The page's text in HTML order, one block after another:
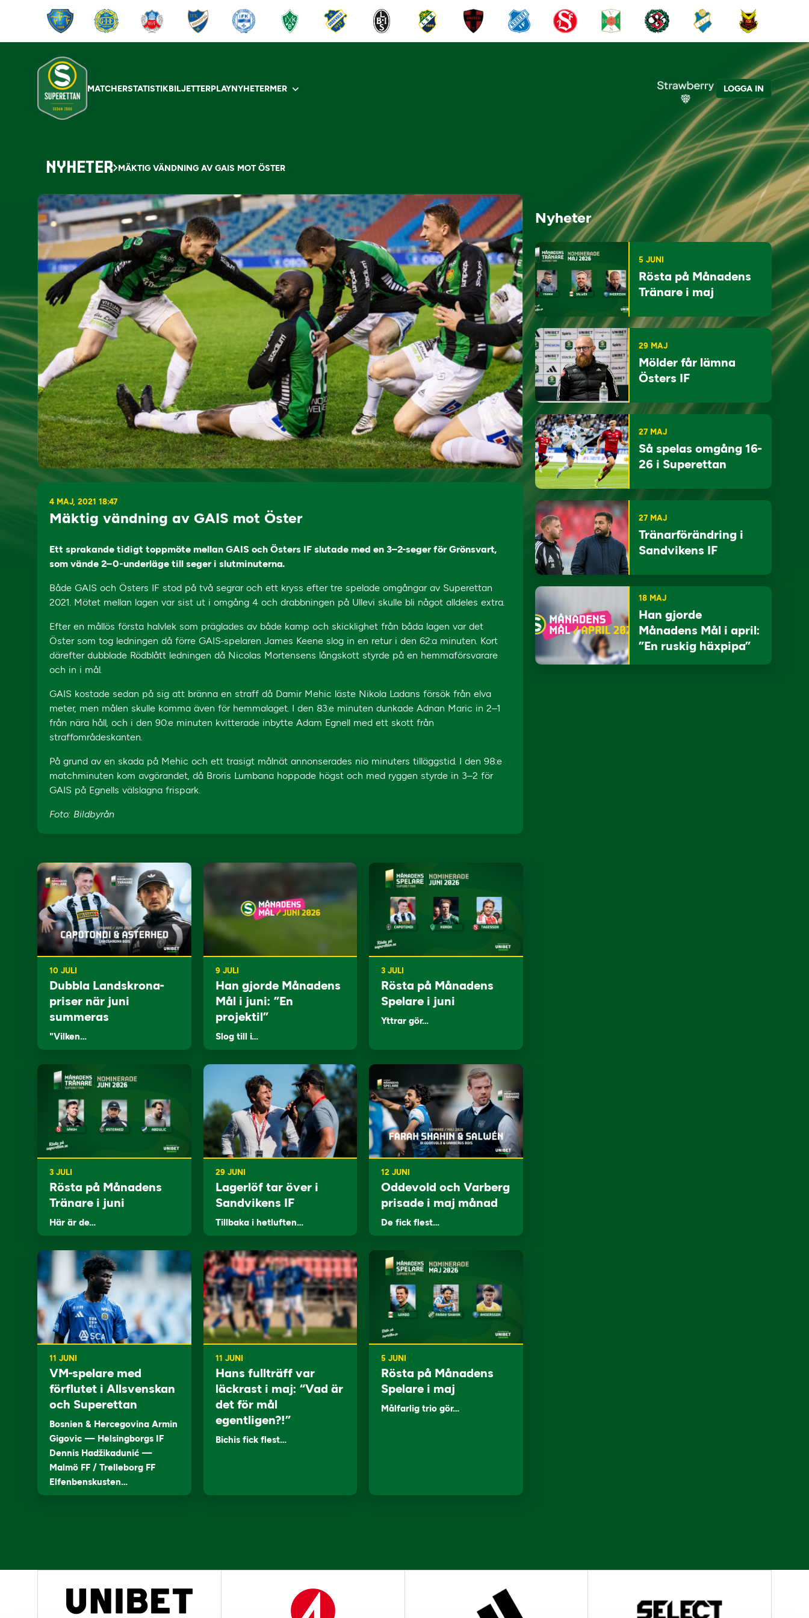
MATCHERSTATISTIKBILJETTERPLAYNYHETERMER LOGGA IN
NYHETER MÄKTIG VÄNDNING AV GAIS MOT ÖSTER
4 MAJ, 2021 18:47
Mäktig vändning av GAIS mot Öster
Ett sprakande tidigt toppmöte mellan GAIS och Östers IF slutade med en 3–2-seger för Grönsvart,
som vände 2–0-underläge till seger i slutminuterna.
Både GAIS och Östers IF stod på två segrar och ett kryss efter tre spelade omgångar av Superettan
2021. Mötet mellan lagen var sist ut i omgång 4 och drabbningen på Ullevi skulle bli något alldeles extra.
Efter en mållös första halvlek som präglades av både kamp och skicklighet från båda lagen var det
Öster som tog ledningen då förre GAIS-spelaren James Keene slog in en retur i den 62:a minuten. Kort
därefter dubblade Rödblått ledningen då Nicolas Mortensens långskott styrde på en hemmaförsvarare
och in i mål.
GAIS kostade sedan på sig att bränna en straff då Damir Mehic läste Nikola Ladans försök från elva
meter, men målen skulle komma även för hemmalaget. I den 83:e minuten dunkade Adnan Maric in 2–1
från nära håll, och i den 90:e minuten kvitterade inbytte Adam Egnell med ett skott från
straffområdeskanten.
På grund av en skada på Mehic och ett trasigt målnät annonserades nio minuters tilläggstid. I den 98:e
matchminuten kom avgörandet, då Broris Lumbana hoppade högst och med ryggen styrde in 3–2 för
GAIS på Egnells välslagna frispark.
Foto: Bildbyrån
10 JULI
Dubbla Landskrona-
priser när juni
summeras
"Vilken…
9 JULI
Han gjorde Månadens
Mål i juni: ”En
projektil”
Slog till i…
3 JULI
Rösta på Månadens
Spelare i juni
Yttrar gör…
3 JULI
Rösta på Månadens
Tränare i juni
Här är de…
29 JUNI
Lagerlöf tar över i
Sandvikens IF
Tillbaka i hetluften…
12 JUNI
Oddevold och Varberg
prisade i maj månad
De fick flest…
11 JUNI
VM-spelare med
förflutet i Allsvenskan
och Superettan
Bosnien & Hercegovina Armin
Gigovic — Helsingborgs IF
Dennis Hadžikadunić —
Malmö FF / Trelleborg FF
Elfenbenskusten…
11 JUNI
Hans fullträff var
läckrast i maj: “Vad är
det för mål
egentligen?!”
Bichis fick flest…
5 JUNI
Rösta på Månadens
Spelare i maj
Målfarlig trio gör…
Nyheter
5 JUNI
Rösta på Månadens
Tränare i maj
29 MAJ
Mölder får lämna
Östers IF
27 MAJ
Så spelas omgång 16-
26 i Superettan
27 MAJ
Tränarförändring i
Sandvikens IF
18 MAJ
Han gjorde
Månadens Mål i april:
”En ruskig häxpipa”